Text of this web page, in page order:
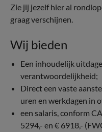
Zie jij jezelf hier al
graag verschijnen.
Wij bieden
Een inhoudelijk
verantwoordelijkheid;
Direct een vaste
uren en werkdagen in
een salaris, conform
5294,- en € 6918,-